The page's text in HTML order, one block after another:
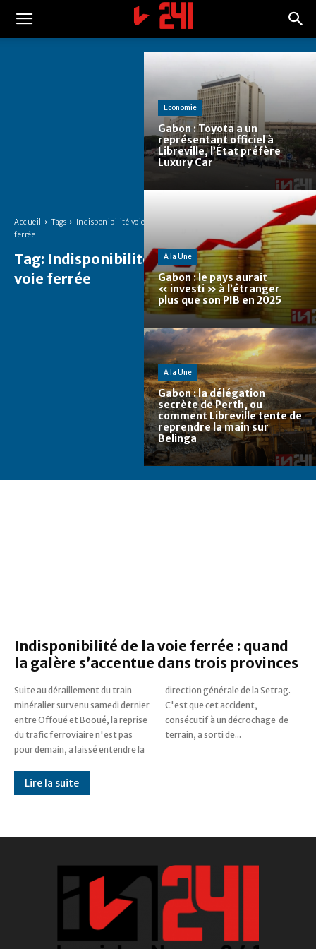
Accueil Tags
Indisponibilité voie
ferrée
Tag: Indisponibilité
voie ferrée
Economie
Gabon : Toyota a un
représentant officiel à
Libreville, l’État préfère
Luxury Car
A la Une
Gabon : le pays aurait
« investi » à l’étranger
plus que son PIB en 2025
A la Une
Gabon : la délégation
secrète de Perth, ou
comment Libreville tente de
reprendre la main sur
Belinga
Indisponibilité de la voie ferrée : quand
la galère s’accentue dans trois provinces
Suite au déraillement du train
minéralier survenu samedi dernier
entre Offoué et Booué, la reprise
du trafic ferroviaire n'est pas
pour demain, a laissé entendre la
direction générale de la Setrag.
C'est que cet accident,
consécutif à un décrochage de
terrain, a sorti de...
Lire la suite